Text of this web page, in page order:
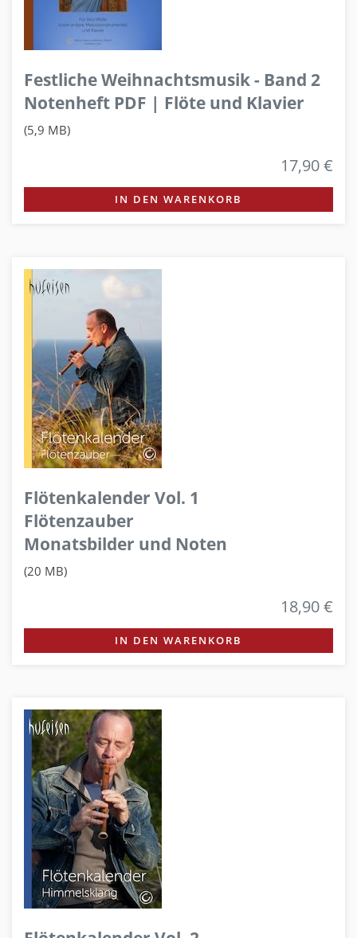
Festliche Weihnachtsmusik - Band 2
Notenheft PDF | Flöte und Klavier
(5,9 MB)
17,90 €
IN DEN WARENKORB
Flötenkalender Vol. 1
Flötenzauber
Monatsbilder und Noten
(20 MB)
18,90 €
IN DEN WARENKORB